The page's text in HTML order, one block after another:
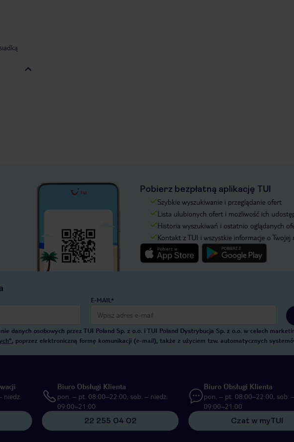
Pobierz bezpłatną aplikację TUI
Szybkie wyszukiwanie i przeglądanie ofert
Lista ulubionych ofert i możliwość ich
Historia wyszukiwań i ostatnio oglądanych
Kontakt z TUI i wszystkie informacje o Twojej
E-MAIL*
danych osobowych przez TUI Poland Sp. z o.o. i TUI Poland Dystrybucja Sp. z o.o. w celach
, poprzez elektroniczną formę komunikacji (e-mail), także z użyciem tzw. automatycznych
niedz.
Biuro Obsługi Klienta
pon. – pt. 08:00–22:00, sob. – niedz.
09:00–21:00
22 255 04 02
Biuro Obsługi Klienta
pon. – pt. 08:00–22:00, sob.
09:00–21:00
Czat w myTUI